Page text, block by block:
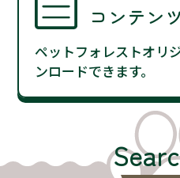
コンテンツ
ペットフォレストオリ
ンロードできます。